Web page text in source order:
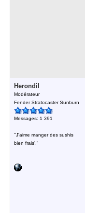
Herondil
Modérateur
Fender Stratocaster Sunburn
Messages: 1 391
''J'aime manger des sushis
bien frais'.'